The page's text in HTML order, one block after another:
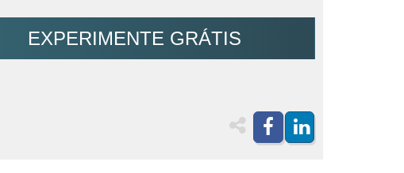
EXPERIMENTE GRÁTIS